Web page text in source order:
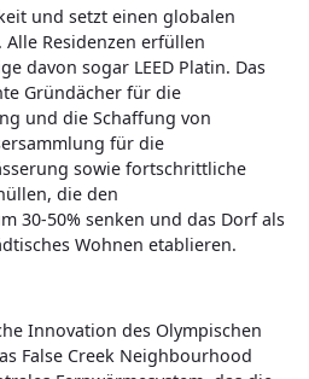
und setzt einen globalen
Residenzen erfüllen
davon sogar LEED Platin. Das
Gründächer für die
und die Schaffung von
für die
sowie fortschrittliche
die den
30-50% senken und das Dorf als
Wohnen etablieren.
Innovation des Olympischen
False Creek Neighbourhood